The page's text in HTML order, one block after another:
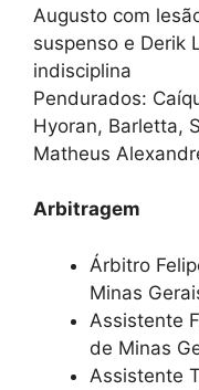
Augusto com
suspenso e Derik
indisciplina
Pendurados:
Hyoran, Barletta,
Matheus
Arbitragem
Árbitro
Minas
Assistente
de Minas
Assistente